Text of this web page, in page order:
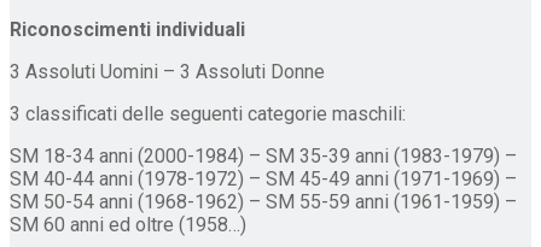
Riconoscimenti individuali
3 Assoluti Uomini – 3 Assoluti Donne
3 classificati delle seguenti categorie maschili:
SM 18-34 anni (2000-1984) – SM 35-39 anni (1983-1979) –
SM 40-44 anni (1978-1972) – SM 45-49 anni (1971-1969) –
SM 50-54 anni (1968-1962) – SM 55-59 anni (1961-1959) –
SM 60 anni ed oltre (1958…)